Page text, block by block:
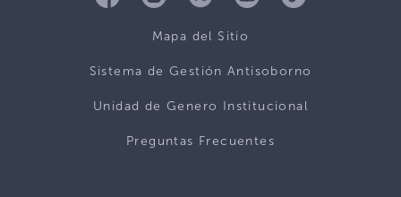
Mapa del Sitio
Sistema de Gestión Antisoborno
Unidad de Genero Institucional
Preguntas Frecuentes